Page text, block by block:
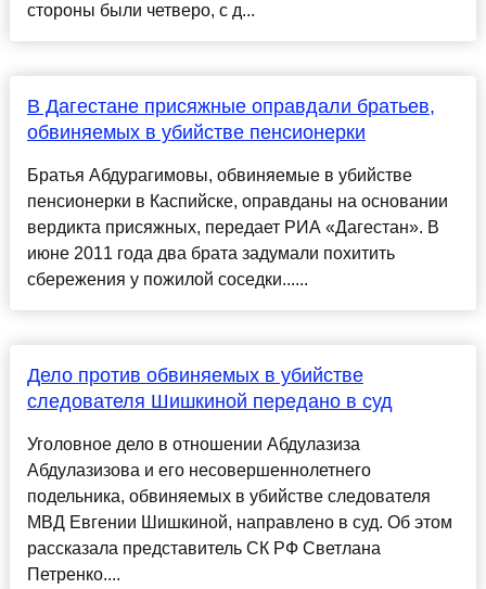
стороны были четверо, с д...
В Дагестане присяжные оправдали братьев,
обвиняемых в убийстве пенсионерки
Братья Абдурагимовы, обвиняемые в убийстве
пенсионерки в Каспийске, оправданы на основании
вердикта присяжных, передает РИА «Дагестан». В
июне 2011 года два брата задумали похитить
сбережения у пожилой соседки......
Дело против обвиняемых в убийстве
следователя Шишкиной передано в суд
Уголовное дело в отношении Абдулазиза
Абдулазизова и его несовершеннолетнего
подельника, обвиняемых в убийстве следователя
МВД Евгении Шишкиной, направлено в суд. Об этом
рассказала представитель СК РФ Светлана
Петренко....